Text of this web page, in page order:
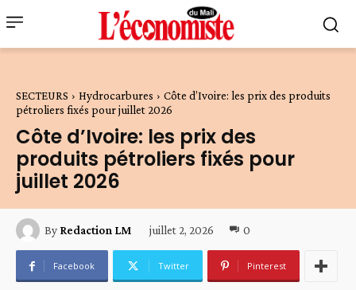
SECTEURS Hydrocarbures
Côte d’Ivoire: les prix des produits
pétroliers fixés pour juillet 2026
Côte d’Ivoire: les prix des
produits pétroliers fixés pour
juillet 2026
By Redaction LM juillet 2, 2026 0
Facebook Twitter Pinterest